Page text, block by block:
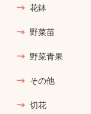
花鉢
野菜苗
野菜青果
その他
切花